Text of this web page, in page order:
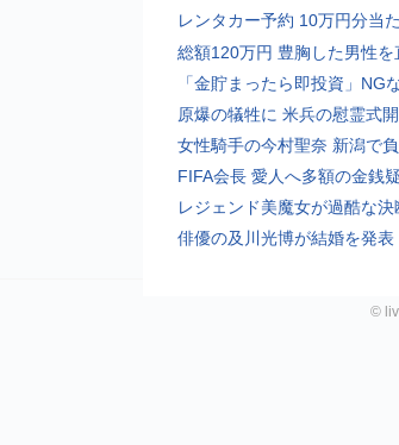
レンタカー予約 10万円分当
総額120万円 豊胸した男性を
「金貯まったら即投資」NG
原爆の犠牲に 米兵の慰霊式
女性騎手の今村聖奈 新潟で
FIFA会長 愛人へ多額の金銭
レジェンド美魔女が過酷な決
俳優の及川光博が結婚を発表
©